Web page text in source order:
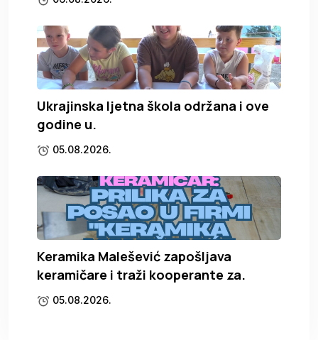
Ukrajinska ljetna škola održana i ove
godine u.
05.08.2026.
Keramika Malešević zapošljava
keramičare i traži kooperante za.
05.08.2026.